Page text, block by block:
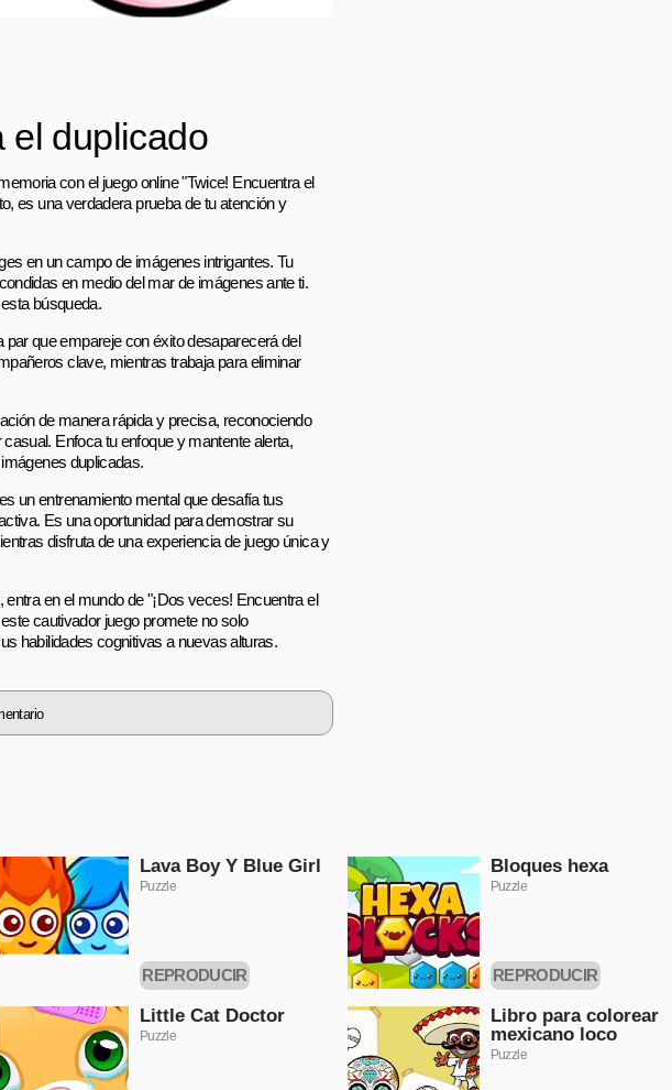
el duplicado
con el juego online "Twice! Encuentra el
es una verdadera prueba de tu atención y
en un campo de imágenes intrigantes. Tu
en medio del mar de imágenes ante ti.
búsqueda.
que empareje con éxito desaparecerá del
clave, mientras trabaja para eliminar
de manera rápida y precisa, reconociendo
Enfoca tu enfoque y mantente alerta,
duplicadas.
un entrenamiento mental que desafía tus
Es una oportunidad para demostrar su
disfruta de una experiencia de juego única y
en el mundo de "¡Dos veces! Encuentra el
cautivador juego promete no solo
habilidades cognitivas a nuevas alturas.
Lava Boy Y Blue Girl
Puzzle
REPRODUCIR
Bloques hexa
Puzzle
REPRODUCIR
Little Cat Doctor
Puzzle
Libro para colorear
mexicano loco
Puzzle